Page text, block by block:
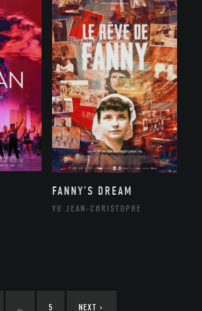
FANNY’S DREAM
YU JEAN-CHRISTOPHE
… 5 NEXT ›